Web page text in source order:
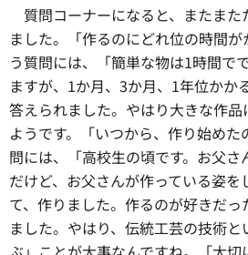
質問コーナーになると、 またまた
ました。「作るのにどれ位の時間
う質問には、「簡単な物は1時間で
ますが、1か月、3か月、1年位かか
答えられました。やはり大きな作
ようです。「いつから、作り始め
問には、「高校生の頃です。お父
だけど、お父さんが作っている姿を
て、作りました。作るのが好きだ
ました。やはり、伝統工芸の技術